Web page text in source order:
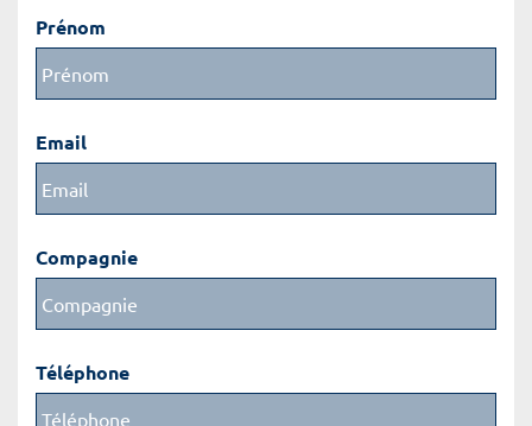
Prénom
Email
Compagnie
Téléphone